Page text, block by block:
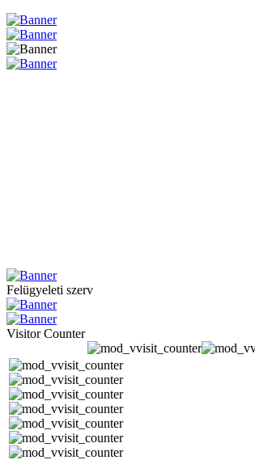
Felügyeleti szerv
Visitor Counter